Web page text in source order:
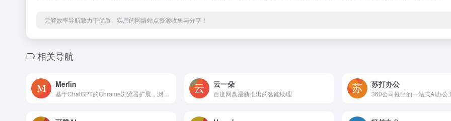
无解效率导航致力于优质、实用的网络站点资源收集与分享！
相关导航
Merlin 云一朵
百度网盘最新推出的智能助理
苏打办公
360公司推出的一站式AI办公